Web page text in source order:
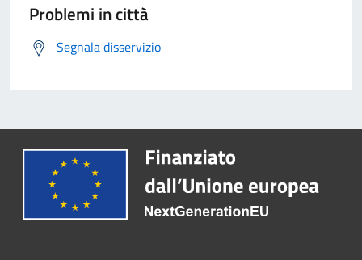
Problemi in città
Segnala disservizio